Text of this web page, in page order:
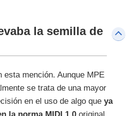
la semilla de
esta mención. Aunque MPE
se trata de una mayor
en el uso de algo que ya